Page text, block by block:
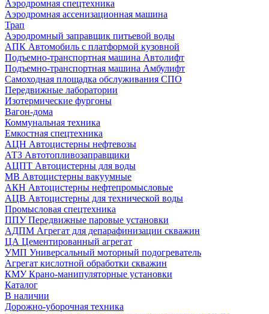
Аэродромная спецтехника
Аэродромная ассенизационная машина
Трап
Аэродромный заправщик питьевой воды
АПК Автомобиль с платформой кузовной
Подъемно-транспортная машина Автолифт
Подъемно-транспортная машина Амбулифт
Самоходная площадка обслуживания СПО
Передвижные лаборатории
Изотермические фургоны
Вагон-дома
Коммунальная техника
Емкостная спецтехника
АЦН Автоцистерны нефтевозы
АТЗ Автотопливозаправщики
АЦПТ Автоцистерны для воды
МВ Автоцистерны вакуумные
АКН Автоцистерны нефтепромысловые
АЦВ Автоцистерны для технической воды
Промысловая спецтехника
ППУ Передвижные паровые установки
АДПМ Агрегат для депарафинизации скважин
ЦА Цементированный агрегат
УМП Универсальный моторный подогреватель
Агрегат кислотной обработки скважин
КМУ Крано-манипуляторные установки
Каталог
В наличии
Дорожно-уборочная техника